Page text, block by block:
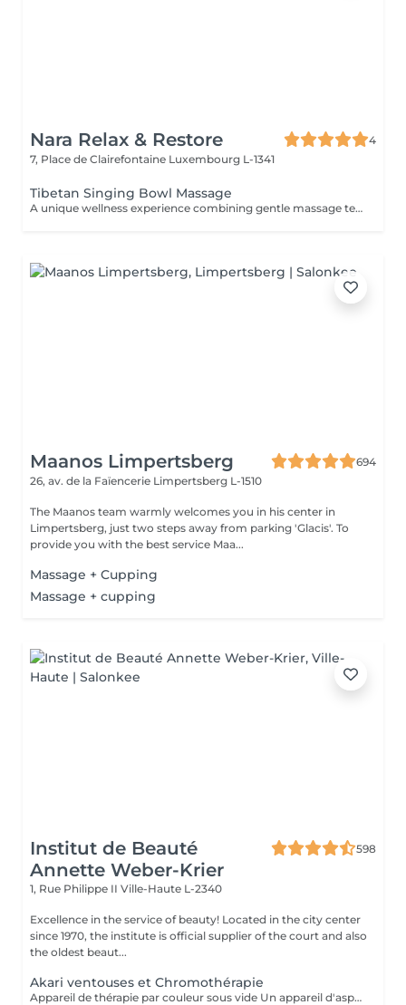
Nara Relax & Restore
4
7, Place de Clairefontaine Luxembourg L-1341
Tibetan Singing Bowl Massage
A unique wellness experience combining gentle massage techniques, aromatic oils, and the soothing sounds of Tibetan singing bowls. The harmonious vibrations and calming tones create a deeply immersive atmosphere, helping you disconnect from daily stress and enjoy a moment of complete tranquility.
Maanos Limpertsberg
694
26, av. de la Faïencerie Limpertsberg L-1510
The Maanos team warmly welcomes you in his center in
Limpertsberg, just two steps away from parking 'Glacis'. To
provide you with the best service Maa...
Massage + Cupping
Massage + cupping
Institut de Beauté
Annette Weber-Krier
598
1, Rue Philippe II Ville-Haute L-2340
Excellence in the service of beauty! Located in the city center
since 1970, the institute is official supplier of the court and also
the oldest beaut...
Akari ventouses et Chromothérapie
Appareil de thérapie par couleur sous vide Un appareil d'aspiration - complété avec 21 couleurs (barre de couleurs Akari). APPLICATIONS En cosmétique, en massage, en physiothérapie et dans le domaine médical. AVANTAGE En raison du vide, de la levée sans pression, la circulation sanguine et la lymphe sont stimulées. Ce vide est constant, finement contrôlé et réglable. Il a un train doux. Cela signifie qu'il peut également être utilisé sur les zones les plus sensibles - cicatrices, contour des yeux, lèvres, zones douloureuses ... APPLICATIONS POSSIBLES EN COSMÉTIQUE, Pour resserrer et affiner le visage (rides autour des yeux et des lèvres), cou et décolleté les bras supérieurs , ventre , hanche , cellulite DANS LE MASSAGE, drainage , réflexologie , tissu conjonctif, le drainage lymphatique , compensation des méridiens , dans les blessures sportives Pour le post-traitement des opérations faciales Possibilité d'utiliser une pyramide de cristal de roche pour faire des stimulations de couleur.